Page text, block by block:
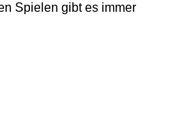
Spielen gibt es immer